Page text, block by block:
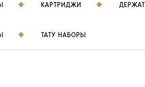
КАРТРИДЖИ
ТАТУ НАБОРЫ